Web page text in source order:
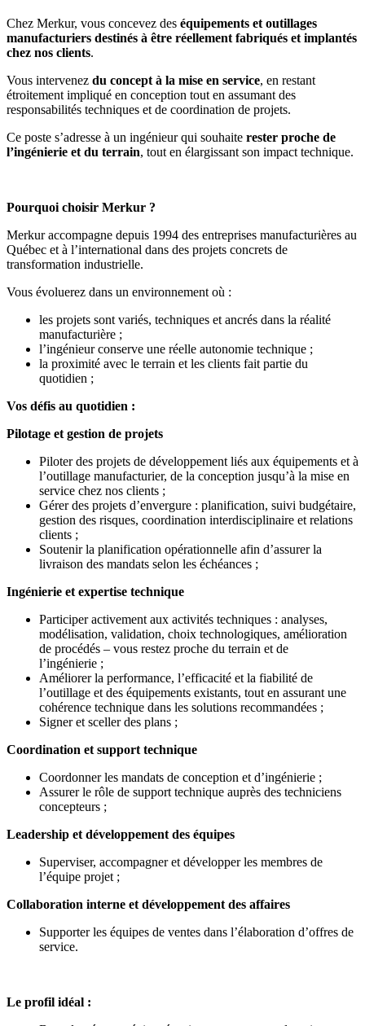
Chez Merkur, vous concevez des équipements et outillages
manufacturiers destinés à être réellement fabriqués et implantés
chez nos clients.
Vous intervenez du concept à la mise en service, en restant
étroitement impliqué en conception tout en assumant des
responsabilités techniques et de coordination de projets.
Ce poste s’adresse à un ingénieur qui souhaite rester proche de
l’ingénierie et du terrain, tout en élargissant son impact technique.
Pourquoi choisir Merkur ?
Merkur accompagne depuis 1994 des entreprises manufacturières au
Québec et à l’international dans des projets concrets de
transformation industrielle.
Vous évoluerez dans un environnement où :
les projets sont variés, techniques et ancrés dans la réalité
manufacturière ;
l’ingénieur conserve une réelle autonomie technique ;
la proximité avec le terrain et les clients fait partie du
quotidien ;
Vos défis au quotidien :
Pilotage et gestion de projets
Piloter des projets de développement liés aux équipements et à
l’outillage manufacturier, de la conception jusqu’à la mise en
service chez nos clients ;
Gérer des projets d’envergure : planification, suivi budgétaire,
gestion des risques, coordination interdisciplinaire et relations
clients ;
Soutenir la planification opérationnelle afin d’assurer la
livraison des mandats selon les échéances ;
Ingénierie et expertise technique
Participer activement aux activités techniques : analyses,
modélisation, validation, choix technologiques, amélioration
de procédés – vous restez proche du terrain et de
l’ingénierie ;
Améliorer la performance, l’efficacité et la fiabilité de
l’outillage et des équipements existants, tout en assurant une
cohérence technique dans les solutions recommandées ;
Signer et sceller des plans ;
Coordination et support technique
Coordonner les mandats de conception et d’ingénierie ;
Assurer le rôle de support technique auprès des techniciens
concepteurs ;
Leadership et développement des équipes
Superviser, accompagner et développer les membres de
l’équipe projet ;
Collaboration interne et développement des affaires
Supporter les équipes de ventes dans l’élaboration d’offres de
service.
Le profil idéal :